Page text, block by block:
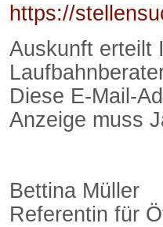
https://
Auskunft erteilt
Diese E-Mail-
Anzeige muss
Bettina Müller
Referentin für